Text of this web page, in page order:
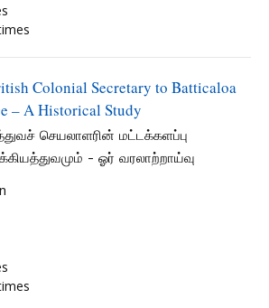
Colonial Secretary to Batticaloa
– A Historical Study
செயலாளரின் மட்டக்களப்பு
- ஓர் வரலாற்றாய்வு